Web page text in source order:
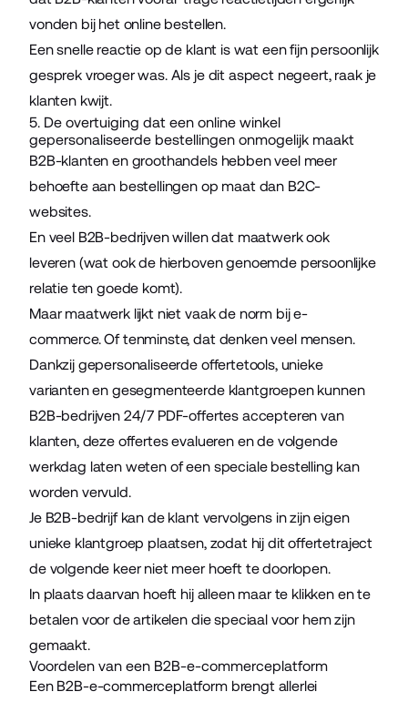
vonden bij het online bestellen.
Een snelle reactie op de klant is wat een fijn persoonlijk
gesprek vroeger was. Als je dit aspect negeert, raak je
klanten kwijt.
5. De overtuiging dat een online winkel
gepersonaliseerde bestellingen onmogelijk maakt
B2B-klanten en groothandels hebben veel meer
behoefte aan bestellingen op maat dan B2C-
websites.
En veel B2B-bedrijven willen dat maatwerk ook
leveren (wat ook de hierboven genoemde persoonlijke
relatie ten goede komt).
Maar maatwerk lijkt niet vaak de norm bij e-
commerce. Of tenminste, dat denken veel mensen.
Dankzij gepersonaliseerde offertetools, unieke
varianten en gesegmenteerde klantgroepen kunnen
B2B-bedrijven 24/7 PDF-offertes accepteren van
klanten, deze offertes evalueren en de volgende
werkdag laten weten of een speciale bestelling kan
worden vervuld.
Je B2B-bedrijf kan de klant vervolgens in zijn eigen
unieke klantgroep plaatsen, zodat hij dit offertetraject
de volgende keer niet meer hoeft te doorlopen.
In plaats daarvan hoeft hij alleen maar te klikken en te
betalen voor de artikelen die speciaal voor hem zijn
gemaakt.
Voordelen van een B2B-e-commerceplatform
Een B2B-e-commerceplatform brengt allerlei